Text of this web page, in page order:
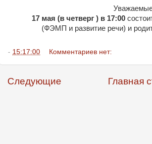
17 мая (в четверг ) в 17:00
(ФЭМП и развитие речи) и
- 15:17:00 Комментариев нет:
Следующие Главная